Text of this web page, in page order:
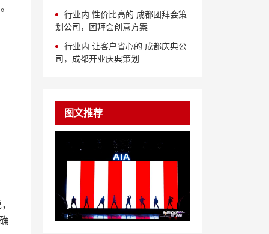
行业内 性价比高的 成都团拜会策
划公司，团拜会创意方案
行业内 让客户省心的 成都庆典公
司，成都开业庆典策划
图文推荐